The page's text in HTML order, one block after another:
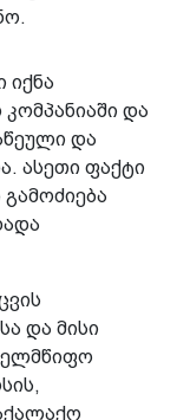
იქნა
და
და
ასეთი ფაქტი
და მისი